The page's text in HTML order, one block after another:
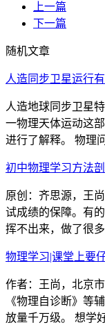
上一篇
下一篇
随机文章
人造同步卫星运行
人造地球同步卫星
一物理天体运动这
进行了解释。 物理
初中物理学习方法
原创：齐思源，王
试成绩的保障。有
挥不出来，做了很
物理学习|课堂上要
作者：王尚，北京
《物理自诊断》等
放量千万级。 想学